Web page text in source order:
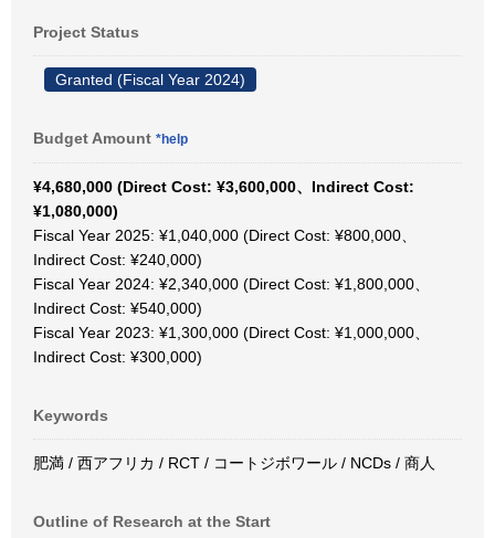
Project Status
Granted (Fiscal Year 2024)
Budget Amount *help
¥4,680,000 (Direct Cost: ¥3,600,000、Indirect Cost:
¥1,080,000)
Fiscal Year 2025: ¥1,040,000 (Direct Cost: ¥800,000、
Indirect Cost: ¥240,000)
Fiscal Year 2024: ¥2,340,000 (Direct Cost: ¥1,800,000、
Indirect Cost: ¥540,000)
Fiscal Year 2023: ¥1,300,000 (Direct Cost: ¥1,000,000、
Indirect Cost: ¥300,000)
Keywords
肥満 / 西アフリカ / RCT / コートジボワール / NCDs / 商人
Outline of Research at the Start